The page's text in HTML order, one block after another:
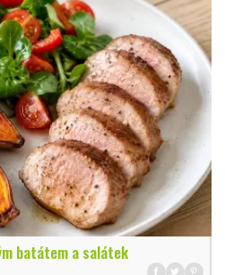
batátem a salátek